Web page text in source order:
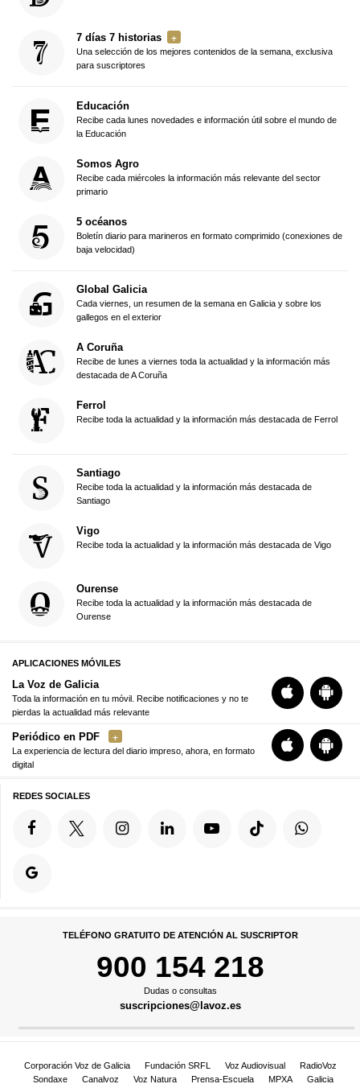
7 días 7 historias
Una selección de los mejores contenidos de la semana, exclusiva
para suscriptores
Educación
Recibe cada lunes novedades e información útil sobre el mundo de
la Educación
Somos Agro
Recibe cada miércoles la información más relevante del sector
primario
5 océanos
Boletín diario para marineros en formato comprimido (conexiones de
baja velocidad)
Global Galicia
Cada viernes, un resumen de la semana en Galicia y sobre los
gallegos en el exterior
A Coruña
Recibe de lunes a viernes toda la actualidad y la información más
destacada de A Coruña
Ferrol
Recibe toda la actualidad y la información más destacada de Ferrol
Santiago
Recibe toda la actualidad y la información más destacada de
Santiago
Vigo
Recibe toda la actualidad y la información más destacada de Vigo
Ourense
Recibe toda la actualidad y la información más destacada de
Ourense
APLICACIONES MÓVILES
La Voz de Galicia
Toda la información en tu móvil. Recibe notificaciones y no te
pierdas la actualidad más relevante
Periódico en PDF
La experiencia de lectura del diario impreso, ahora, en formato
digital
REDES SOCIALES
TELÉFONO GRATUITO DE ATENCIÓN AL SUSCRIPTOR
900 154 218
Dudas o consultas
suscripciones@lavoz.es
Corporación Voz de Galicia Fundación SRFL Voz Audiovisual
RadioVoz
Sondaxe
Canalvoz Voz Natura Prensa-Escuela MPXA
Galicia